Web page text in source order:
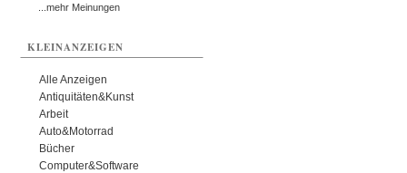
...mehr Meinungen
KLEINANZEIGEN
Alle Anzeigen
Antiquitäten&Kunst
Arbeit
Auto&Motorrad
Bücher
Computer&Software